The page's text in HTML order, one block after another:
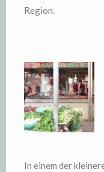
Region.
In einem der